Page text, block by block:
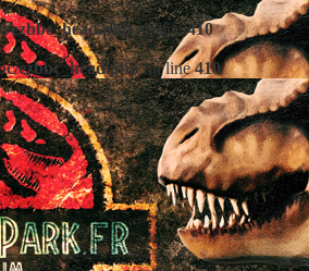
ezbbc_head.phpon line410
ezbbc_head.phpon line410